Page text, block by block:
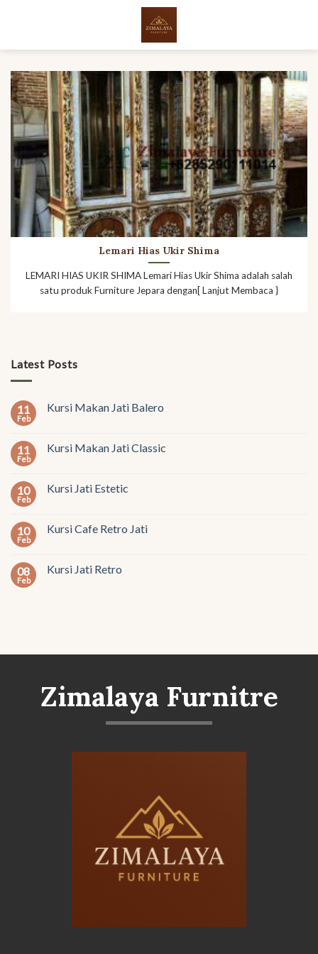
Latest Posts
11
Feb
Kursi Makan Jati Balero
11
Feb
Kursi Makan Jati Classic
10
Feb
Kursi Jati Estetic
10
Feb
Kursi Cafe Retro Jati
08
Feb
Kursi Jati Retro
Lemari Hias Ukir Shima
LEMARI HIAS UKIR SHIMA Lemari Hias Ukir Shima adalah salah
satu produk Furniture Jepara dengan[ Lanjut Membaca }
Zimalaya Furnitre